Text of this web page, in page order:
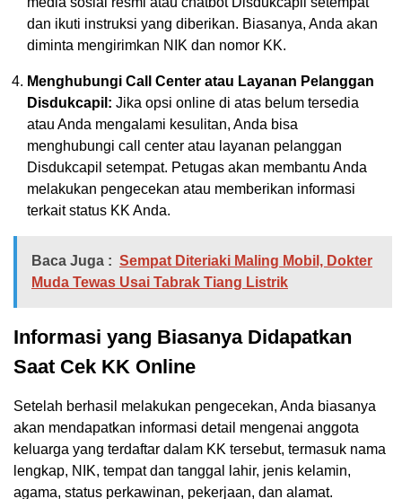
dan ikuti instruksi yang diberikan. Biasanya, Anda akan
diminta mengirimkan NIK dan nomor KK.
Menghubungi Call Center atau Layanan Pelanggan
Disdukcapil: Jika opsi online di atas belum tersedia
atau Anda mengalami kesulitan, Anda bisa
menghubungi call center atau layanan pelanggan
Disdukcapil setempat. Petugas akan membantu Anda
melakukan pengecekan atau memberikan informasi
terkait status KK Anda.
Baca Juga : Sempat Diteriaki Maling Mobil, Dokter
Muda Tewas Usai Tabrak Tiang Listrik
Informasi yang Biasanya Didapatkan
Saat Cek KK Online
Setelah berhasil melakukan pengecekan, Anda biasanya
akan mendapatkan informasi detail mengenai anggota
keluarga yang terdaftar dalam KK tersebut, termasuk nama
lengkap, NIK, tempat dan tanggal lahir, jenis kelamin,
agama, status perkawinan, pekerjaan, dan alamat.